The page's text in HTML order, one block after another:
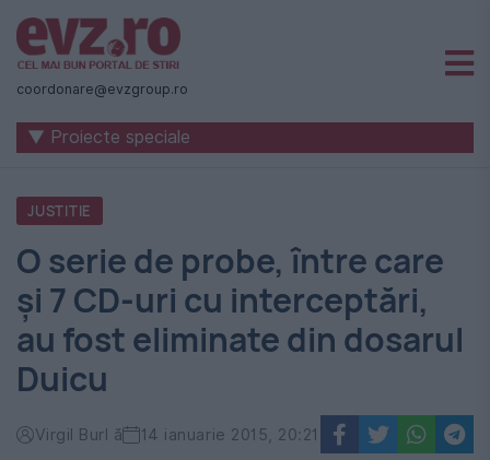
Știri
naționale
internaționale
România
-
Evenimentul
Zilei
coordonare@evzgroup.ro
▼ Proiecte speciale
JUSTITIE
O serie de probe, între care
şi 7 CD-uri cu interceptări,
au fost eliminate din dosarul
Duicu
Virgil Burl ă 14 ianuarie 2015, 20:21